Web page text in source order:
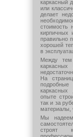
каркасный
или
делает
стоимость
кирпичных
правильно
хорошей
в
Между
На
каркасных
опыте
так и за
материалы,
Мы
строят